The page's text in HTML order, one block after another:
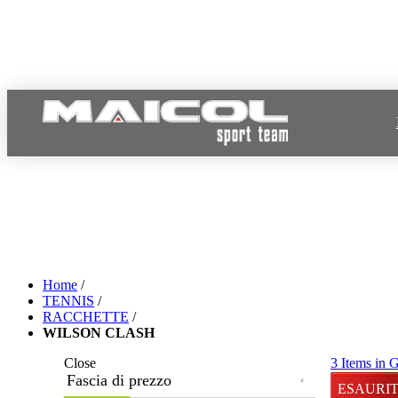
Home /
TENNIS /
RACCHETTE /
WILSON CLASH
3 Items in
Close
Fascia di prezzo